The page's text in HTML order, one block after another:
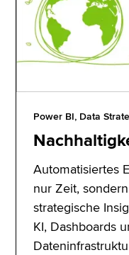
Power BI, Data
Automatisiertes
nur Zeit,
strategische
KI, Dashboards